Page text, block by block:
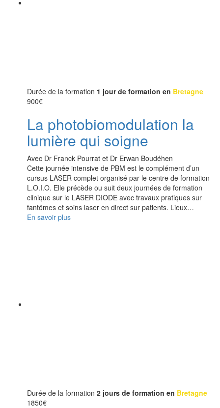
Durée de la formation 1 jour de formation en Bretagne
900€
La photobiomodulation la
lumière qui soigne
Avec Dr Franck Pourrat et Dr Erwan Boudéhen
Cette journée intensive de PBM est le complément d’un
cursus LASER complet organisé par le centre de formation
L.O.I.O. Elle précède ou suit deux journées de formation
clinique sur le LASER DIODE avec travaux pratiques sur
fantômes et soins laser en direct sur patients. Lieux…
En savoir plus
Durée de la formation 2 jours de formation en Bretagne
1850€